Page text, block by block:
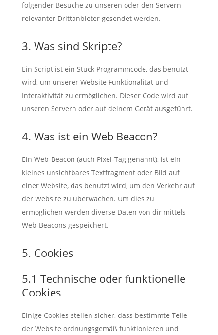
folgender Besuche zu unseren oder den Servern
relevanter Drittanbieter gesendet werden.
3. Was sind Skripte?
Ein Script ist ein Stück Programmcode, das benutzt
wird, um unserer Website Funktionalität und
Interaktivität zu ermöglichen. Dieser Code wird auf
unseren Servern oder auf deinem Gerät ausgeführt.
4. Was ist ein Web Beacon?
Ein Web-Beacon (auch Pixel-Tag genannt), ist ein
kleines unsichtbares Textfragment oder Bild auf
einer Website, das benutzt wird, um den Verkehr auf
der Website zu überwachen. Um dies zu
ermöglichen werden diverse Daten von dir mittels
Web-Beacons gespeichert.
5. Cookies
5.1 Technische oder funktionelle
Cookies
Einige Cookies stellen sicher, dass bestimmte Teile
der Website ordnungsgemäß funktionieren und